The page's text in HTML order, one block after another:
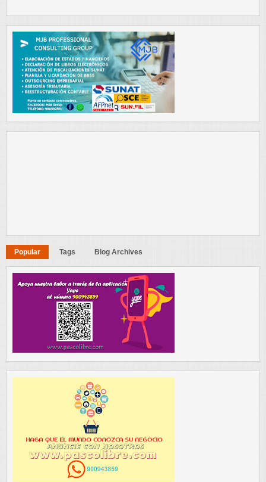
Popular Tags Blog Archives